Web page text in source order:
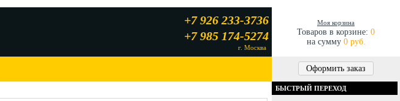
+7 926 233-3736
+7 985 174-5274
г. Москва
Моя корзина
Товаров в корзине: 0
на сумму 0 руб.
Оформить заказ
БЫСТРЫЙ ПЕРЕХОД